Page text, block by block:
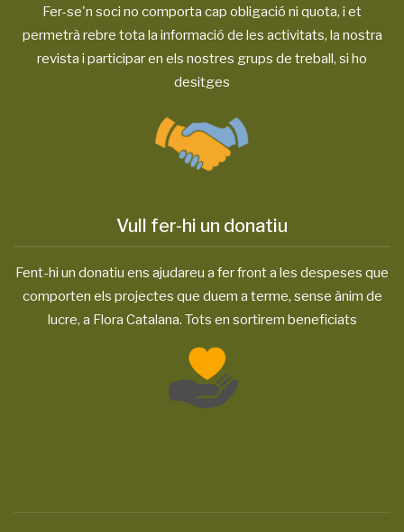
Fer-se'n soci no comporta cap obligació ni quota, i et
permetrà rebre tota la informació de les activitats, la nostra
revista i participar en els nostres grups de treball, si ho
desitges
Vull fer-hi un donatiu
Fent-hi un donatiu ens ajudareu a fer front a les despeses que
comporten els projectes que duem a terme, sense ànim de
lucre, a Flora Catalana. Tots en sortirem beneficiats